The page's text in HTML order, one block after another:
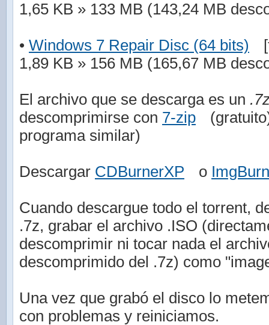
1,65 KB » 133 MB (143,24 MB
• Windows 7 Repair Disc (64 bits)
1,89 KB » 156 MB (165,67 MB
El archivo que se descarga es un
descomprimirse con 7-zip
programa similar)
Descargar CDBurnerXP o ImgBurn
Cuando descargue todo el torrent,
.7z, grabar el archivo .ISO
descomprimir ni tocar nada el
descomprimido del .7z) como
Una vez que grabó el disco lo
con problemas y reiniciamos.